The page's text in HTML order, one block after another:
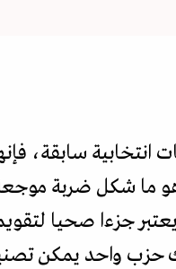
انتخابية سابقة،
عن موعد انتخابي بهذا العدد والكم في
جزءا صحيا لتقويم
حزب واحد يمكن